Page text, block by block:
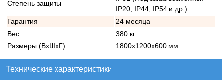
Степень защиты
IP20, IP44, IP54 и др.)
Гарантия
24 месяца
Вес
380 кг
Размеры (ВхШхГ)
1800х1200х600 мм
Технические характеристики